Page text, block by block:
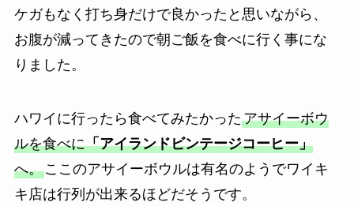
ケガもなく打ち身だけで良かったと思いながら、
お腹が減ってきたので朝ご飯を食べに行く事にな
りました。
ハワイに行ったら食べてみたかったアサイーボウ
ルを食べに「アイランドビンテージコーヒー」
へ。ここのアサイーボウルは有名のようでワイキ
キ店は行列が出来るほどだそうです。